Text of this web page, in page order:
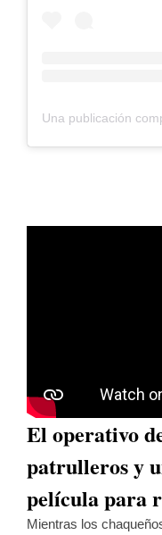
El operativo
patrulleros y
película para
Mientras los